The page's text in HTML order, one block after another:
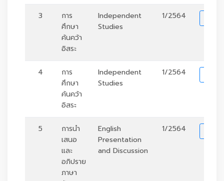
3
การ
ศึกษา
ค้นคว้า
อิสระ
Independent
Studies
1/2564
4
การ
ศึกษา
ค้นคว้า
อิสระ
Independent
Studies
1/2564
5
การนำ
เสนอ
และ
อภิปราย
ภาษา
English
Presentation
and Discussion
1/2564